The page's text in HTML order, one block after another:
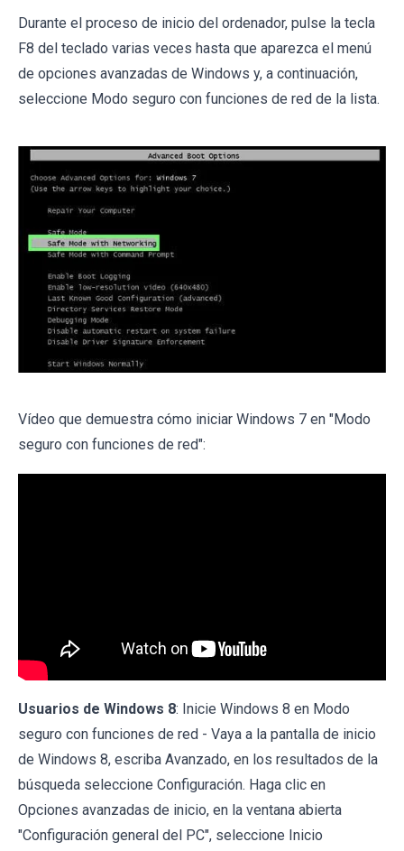
Durante el proceso de inicio del ordenador, pulse la tecla
F8 del teclado varias veces hasta que aparezca el menú
de opciones avanzadas de Windows y, a continuación,
seleccione Modo seguro con funciones de red de la lista.
Vídeo que demuestra cómo iniciar Windows 7 en "Modo
seguro con funciones de red":
Usuarios de Windows 8: Inicie Windows 8 en Modo
seguro con funciones de red - Vaya a la pantalla de inicio
de Windows 8, escriba Avanzado, en los resultados de la
búsqueda seleccione Configuración. Haga clic en
Opciones avanzadas de inicio, en la ventana abierta
"Configuración general del PC", seleccione Inicio